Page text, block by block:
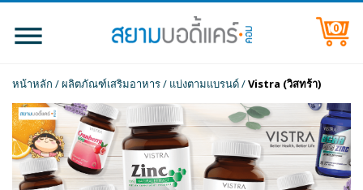
0
หน้าหลัก /ผลิตภัณฑ์เสริมอาหาร/ แบ่งตามแบรนด์/Vistra (วิสทร้า)